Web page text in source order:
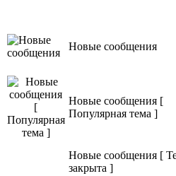
Новые сообщения
Новые сообщения [
Популярная тема ]
Новые сообщения [
закрыта ]